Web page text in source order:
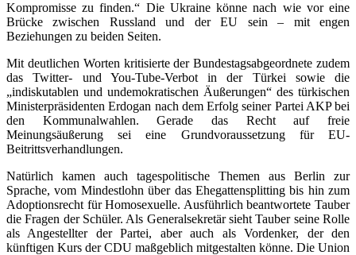
Kompromisse zu finden.“ Die Ukraine könne nach wie vor eine
Brücke zwischen Russland und der EU sein – mit engen
Beziehungen zu beiden Seiten.
Mit deutlichen Worten kritisierte der Bundestagsabgeordnete zudem
das Twitter- und You-Tube-Verbot in der Türkei sowie die
„indiskutablen und undemokratischen Äußerungen“ des türkischen
Ministerpräsidenten Erdogan nach dem Erfolg seiner Partei AKP bei
den Kommunalwahlen. Gerade das Recht auf freie
Meinungsäußerung sei eine Grundvoraussetzung für EU-
Beitrittsverhandlungen.
Natürlich kamen auch tagespolitische Themen aus Berlin zur
Sprache, vom Mindestlohn über das Ehegattensplitting bis hin zum
Adoptionsrecht für Homosexuelle. Ausführlich beantwortete Tauber
die Fragen der Schüler. Als Generalsekretär sieht Tauber seine Rolle
als Angestellter der Partei, aber auch als Vordenker, der den
künftigen Kurs der CDU maßgeblich mitgestalten könne. Die Union